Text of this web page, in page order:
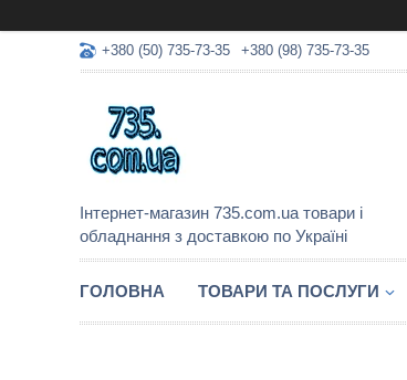
+380 (50) 735-73-35 +380 (98) 735-73-35
Інтернет-магазин 735.com.ua товари і
обладнання з доставкою по Україні
ГОЛОВНА ТОВАРИ ТА ПОСЛУГИ